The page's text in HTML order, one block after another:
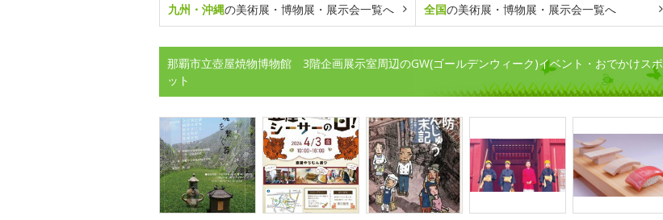
九州・沖縄の美術展・博物展・展示会一覧へ 全国の美術展・博物展・展示会一覧へ
那覇市立壺屋焼物博物館 3階企画展示室周辺のGW(ゴールデンウィーク)イベント・おでかけスポ
ット